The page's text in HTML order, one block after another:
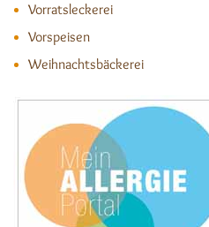
Vorratsleckerei
Vorspeisen
Weihnachtsbäckerei